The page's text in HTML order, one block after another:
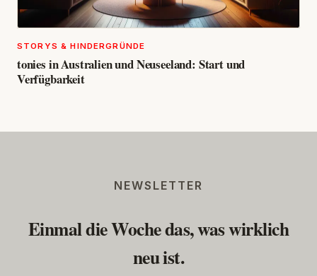
STORYS & HINDERGRÜNDE
tonies in Australien und Neuseeland: Start und
Verfügbarkeit
NEWSLETTER
Einmal die Woche das, was wirklich
neu ist.